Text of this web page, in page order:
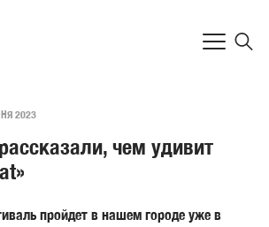
2023
чем удивит
пройдет в нашем городе уже в